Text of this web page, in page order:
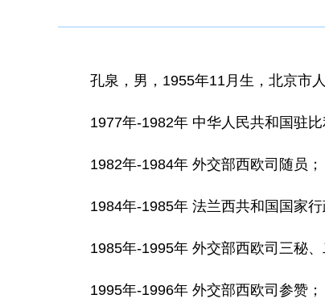
孔泉，男，1955年11月生，北京市
1977年-1982年 中华人民共和国驻
1982年-1984年 外交部西欧司随员；
1984年-1985年 法兰西共和国国家行
1985年-1995年 外交部西欧司三秘
1995年-1996年 外交部西欧司参赞；